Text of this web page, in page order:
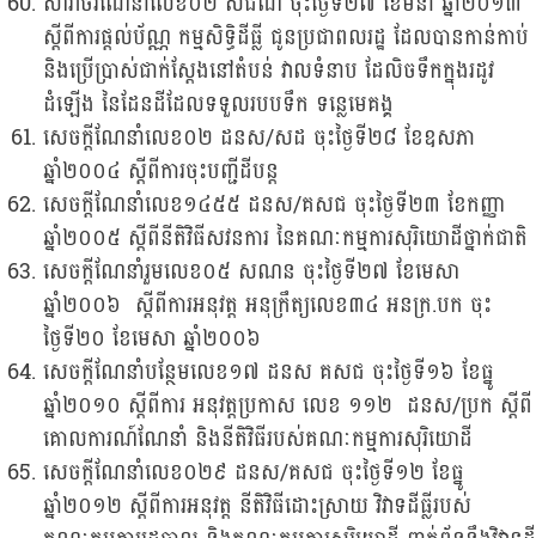
ស្តីពីការផ្តល់ប័ណ្ណ កម្មសិទ្ធិដីធ្លី ជូនប្រជាពលរដ្ឋ ដែលបានកាន់កាប់
និងប្រើប្រាស់ជាក់ស្តែងនៅតំបន់ វាលទំនាប ដែលិចទឹកក្នុងរដូវ
ដំឡើង នៃដែនដីដែលទទួលរបបទឹក ទន្លេមេគង្គ
សេចក្តីណែនាំលេខ០២ ដនស/សដ ចុះថ្ងៃទី២៨ ខែឧសភា
ឆ្នាំ២០០៤ ស្តីពីការចុះបញ្ជីដីបន្ត
សេចក្តីណែនាំលេខ១៤៥៥ ដនស/គសជ ចុះថ្ងៃទី២៣ ខែកញ្ញា
ឆ្នាំ២០០៥ ស្តីពីនីតិវិធីសវនការ នៃគណៈកម្មការសុរិយោដីថ្នាក់ជាតិ
សេចក្តីណែនាំរួមលេខ០៥ សណន ចុះថ្ងៃទី២៧ ខែមេសា
ឆ្នាំ២០០៦ ស្តីពីការអនុវត្ត អនុក្រឹត្យលេខ៣៤ អនក្រ.បក ចុះ
ថ្ងៃទី២០ ខែមេសា ឆ្នាំ២០០៦
សេចក្តីណែនាំបន្ថែមលេខ១៧ ដនស គសជ ចុះថ្ងៃទី១៦ ខែធ្នូ
ឆ្នាំ២០១០ ស្តីពីការ អនុវត្តប្រកាស លេខ ១១២ ដនស/ប្រក ស្តីពី
គោលការណ៍ណែនាំ និងនីតិវិធីរបស់គណៈកម្មការសុរិយោដី
សេចក្តីណែនាំលេខ០២៩ ដនស/គសជ ចុះថ្ងៃទី១២ ខែធ្នូ
ឆ្នាំ២០១២ ស្តីពីការអនុវត្ត នីតិវិធីដោះស្រាយ វិវាទដីធ្លីរបស់